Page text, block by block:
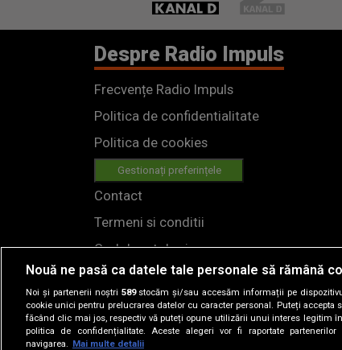
Despre Radio Impuls
Frecvențe Radio Impuls
Politica de confidentialitate
Politica de cookies
Gestionați preferințele
Contact
Termeni si conditii
Cod deontologic
Regulamente
Nouă ne pasă ca datele tale personale să rămână
Noi și partenerii noștri 589stocăm și/sau accesăm informații pe
cookie unici pentru prelucrarea datelor cu caracter personal. Puteți accepta
făcând clic mai jos, respectiv vă puteți opune utilizării unui interes legitim
politica de confidențialitate. Aceste alegeri vor fi raportate
navigarea.
Mai multe detalii